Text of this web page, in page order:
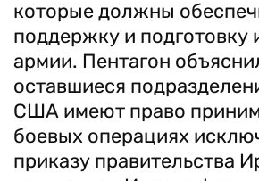
которые должны
поддержку и подготовку
армии. Пентагон
оставшиеся
США имеют право
боевых операциях
приказу правительства